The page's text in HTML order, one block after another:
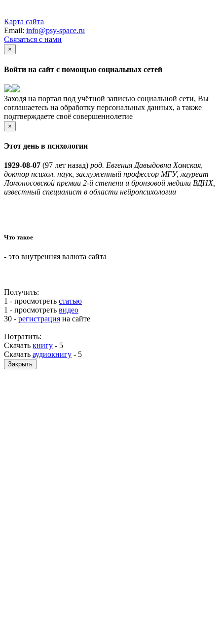
Карта сайта
Email: info@psy-space.ru
Связаться с нами
×
Войти на сайт с помощью социальных сетей
Заходя на портал под учётной записью социальной сети, Вы
соглашаетесь на обработку персональных данных, а также
подтверждаете своё совершеннолетие
×
Этот день в психологии
1929-08-07 (97 лет назад) род. Евгения Давыдовна Хомская,
доктор психол. наук, заслуженный профессор МГУ, лауреат
Ломоносовской премии 2-й степени и бронзовой медали ВДНХ,
известный специалист в области нейропсихологии
Что такое
- это внутренняя валюта сайта
Получить:
1 - просмотреть статью
1 - просмотреть видео
30 - регистрация на сайте
Потратить:
Скачать книгу - 5
Скачать аудиокнигу - 5
Закрыть